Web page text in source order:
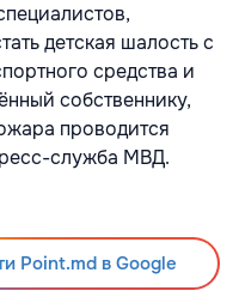
детская шалость с
средства и
собственнику,
проводится
служба МВД.
Point.md в Google